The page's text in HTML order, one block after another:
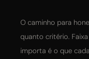
O caminho para
quanto critério.
importa é o que